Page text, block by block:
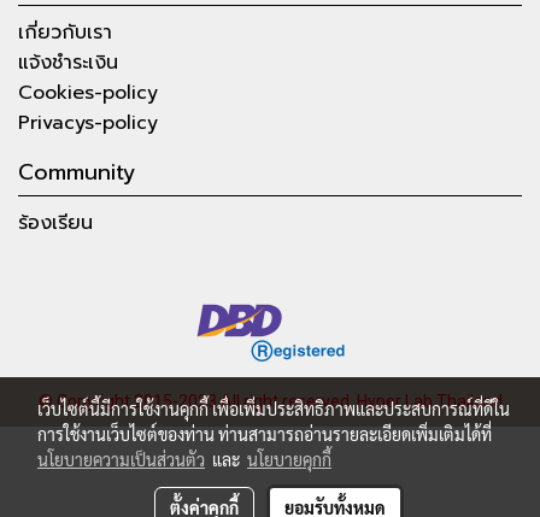
เกี่ยวกับเรา
แจ้งชำระเงิน
Cookies-policy
Privacys-policy
Community
ร้องเรียน
© Copyright 2015-2023 All right reserved.Hyper Lab Thailand
เว็บไซต์นี้มีการใช้งานคุกกี้ เพื่อเพิ่มประสิทธิภาพและประสบการณ์ที่ดีใน
การใช้งานเว็บไซต์ของท่าน ท่านสามารถอ่านรายละเอียดเพิ่มเติมได้ที่
นโยบายความเป็นส่วนตัว และ นโยบายคุกกี้
ตั้งค่าคุกกี้ ยอมรับทั้งหมด